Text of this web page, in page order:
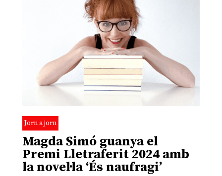
Jorn a jorn
Magda Simó guanya el
Premi Lletraferit 2024 amb
la novel·la ‘És naufragi’